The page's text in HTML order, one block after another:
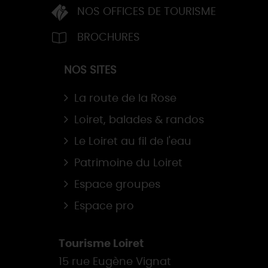
NOS OFFICES DE TOURISME
BROCHURES
NOS SITES
La route de la Rose
Loiret, balades & randos
Le Loiret au fil de l'eau
Patrimoine du Loiret
Espace groupes
Espace pro
Tourisme Loiret
15 rue Eugène Vignat